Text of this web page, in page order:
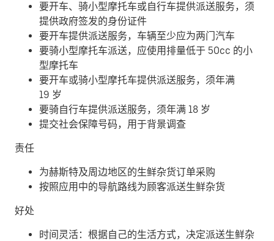
要开车、骑小型摩托车或自行车提供派送服务，须
提供政府签发的身份证件
要开车提供派送服务，车辆至少应为两门汽车
要骑小型摩托车派送，应使用排量低于 50cc 的小
型摩托车
要开车或骑小型摩托车提供派送服务，须年满
19 岁
要骑自行车提供派送服务，须年满 18 岁
提交社会保障号码，用于背景调查
责任
为赫斯特及周边地区的生鲜杂货订单采购
按照应用中的导航路线为顾客派送生鲜杂货
好处
时间灵活：根据自己的生活方式，决定派送生鲜杂